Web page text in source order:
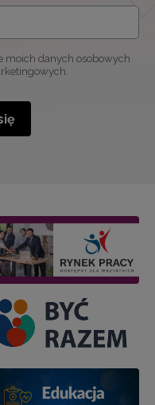
moich danych osobowych